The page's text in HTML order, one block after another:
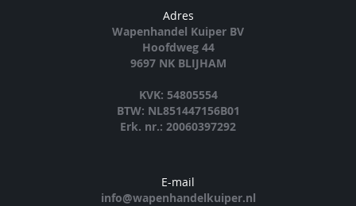
Adres
Wapenhandel Kuiper BV
Hoofdweg 44
9697 NK BLIJHAM
KVK: 54805554
BTW: NL851447156B01
Erk. nr.: 20060397292
E-mail
info@wapenhandelkuiper.nl